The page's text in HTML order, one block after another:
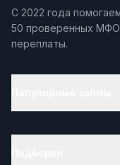
С 2022 года
50 проверенных МФО,
переплаты.